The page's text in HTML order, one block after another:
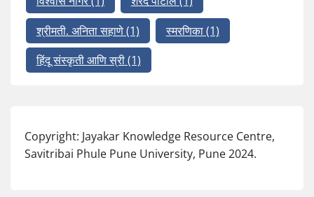
श्रीमती. अनिता सहाणे(1) स्मरणिका(1)
हिंदू संस्कृती आणि स्री(1)
Copyright: Jayakar Knowledge Resource Centre,
Savitribai Phule Pune University, Pune 2024.